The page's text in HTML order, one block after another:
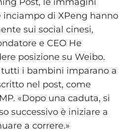
inciampo di XPeng hanno
sui social cinesi,
e CEO He
posizione su Weibo.
i bambini imparano a
nel post, come
«Dopo una caduta, si
successivo è iniziare a
a correre.»